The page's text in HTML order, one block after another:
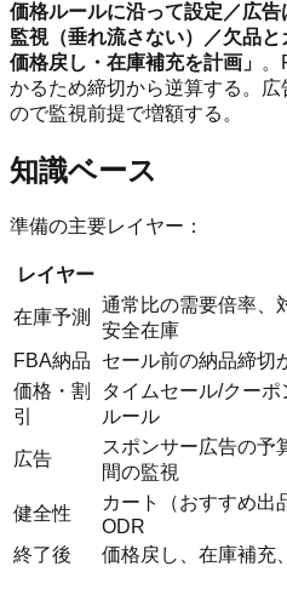
価格ルールに沿って設定／広
監視（垂れ流さない）／欠品
価格戻し・在庫補充を計画」 。
かるため締切から逆算する。
ので監視前提で増額する。
知識ベース
準備の主要レイヤー：
レイヤー
在庫予測
通常比の需要倍率、
安全在庫
FBA納品
セール前の納品締切
価格・割
引
タイムセール/クー
ルール
広告
スポンサー広告の予
間の監視
健全性
カート（おすすめ出
ODR
終了後
価格戻し、在庫補充